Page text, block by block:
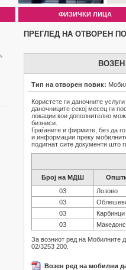
ФИЗИЧКИ ЛИЦА
ПРЕГЛЕД НА ОТВОРЕН
Тип на отворен повик:
Користете ги даночните
даночниците секој месец ги
локации кои дополнително
бизниси.
Граѓаните и фирмите, без да
и информации преку
подигнат сите документи што
Број на МДШ
03
Лозово
03
03
Карбинци
03
За возниот ред на Мобилните
02/3253 200.
Возен ред на мобилни